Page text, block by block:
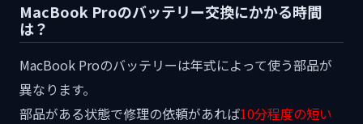
MacBook Proのバッテリー交換にかかる時間
は？
MacBook Proのバッテリーは年式によって使う部品が
異なります。
部品がある状態で修理の依頼があれば10分程度の短い